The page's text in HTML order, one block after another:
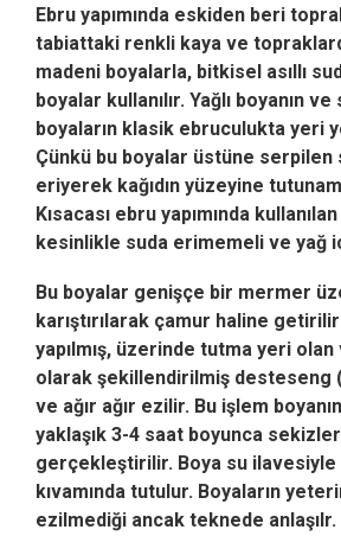
Ebru yapımında eskiden beri
tabiattaki renkli kaya ve
madeni boyalarla, bitkisel asıllı
boyalar kullanılır. Yağlı boyanın
boyaların klasik ebruculukta yeri
Çünkü bu boyalar üstüne serpilen
eriyerek kağıdın yüzeyine
Kısacası ebru yapımında
kesinlikle suda erimemeli ve yağ
Bu boyalar genişçe bir mermer
karıştırılarak çamur haline
yapılmış, üzerinde tutma yeri olan
olarak şekillendirilmiş desteseng
ve ağır ağır ezilir. Bu işlem
yaklaşık 3-4 saat boyunca
gerçekleştirilir. Boya su ilavesiyle
kıvamında tutulur. Boyaların
ezilmediği ancak teknede